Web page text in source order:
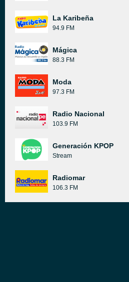
La Karibeña
94.9 FM
Mágica
88.3 FM
Moda
97.3 FM
Radio Nacional
103.9 FM
Generación KPOP
Stream
Radiomar
106.3 FM